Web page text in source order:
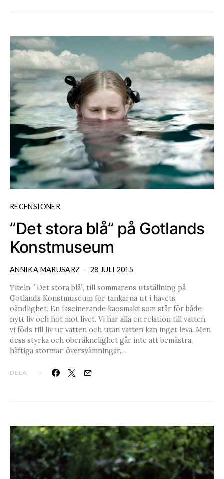
RECENSIONER
”Det stora blå” på Gotlands
Konstmuseum
ANNIKA MARUSARZ 28 JULI 2015
Titeln, ”Det stora blå”, till sommarens utställning på
Gotlands Konstmuseum för tankarna ut i havets
oändlighet. En fascinerande kaosmakt som står för både
nytt liv och hot mot livet. Vi har alla en relation till vatten,
vi föds till liv ur vatten och utan vatten kan inget leva. Men
dess styrka och oberäknelighet går inte att bemästra,
häftiga stormar, översvämningar,…
DELA